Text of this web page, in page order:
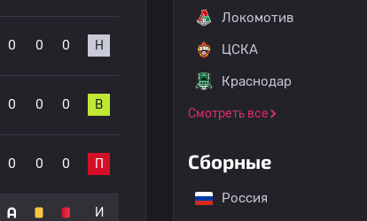
0 0 0 Н
0 0 0 В
0 0 0 П
И
Локомотив
ЦСКА
Краснодар
Смотреть все
Сборные
Россия